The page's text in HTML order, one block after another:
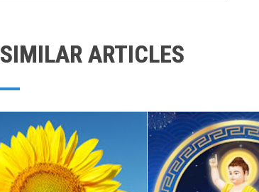
SIMILAR ARTICLES